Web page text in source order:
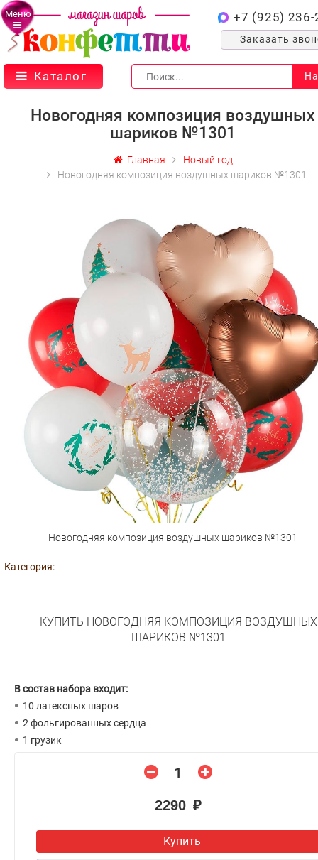
Меню +7 (925) 236-
Заказать
Каталог
Новогодняя композиция воздушных
шариков №1301
Главная
Новый год
Новогодняя композиция воздушных шариков №1301
Новогодняя композиция воздушных шариков №1301
Категория:
КУПИТЬ НОВОГОДНЯЯ КОМПОЗИЦИЯ ВОЗДУШНЫХ
ШАРИКОВ №1301
В состав набора входит:
10 латексных шаров
2 фольгированных сердца
1 грузик
2290 ₽
Купить